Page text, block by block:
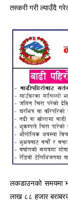
तस्करी गरी ल्याउँदै
लकडाउनको समयमा
लाख ८८ हजार